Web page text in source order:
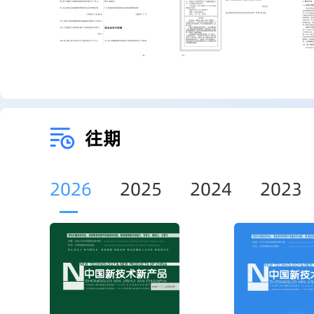
往期
2026
2025 2024 2023